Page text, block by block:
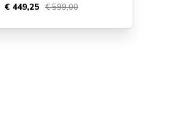
€ 449,25 € 599,00